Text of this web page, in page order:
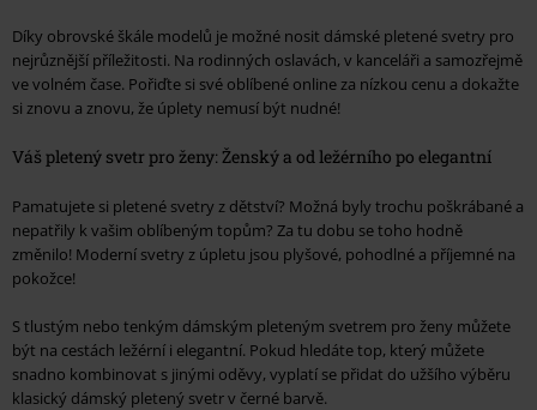
Díky obrovské škále modelů je možné nosit dámské pletené svetry pro
nejrůznější příležitosti. Na rodinných oslavách, v kanceláři a samozřejmě
ve volném čase. Pořiďte si své oblíbené online za nízkou cenu a dokažte
si znovu a znovu, že úplety nemusí být nudné!
Váš pletený svetr pro ženy: Ženský a od ležérního po elegantní
Pamatujete si pletené svetry z dětství? Možná byly trochu poškrábané a
nepatřily k vašim oblíbeným topům? Za tu dobu se toho hodně
změnilo! Moderní svetry z úpletu jsou plyšové, pohodlné a příjemné na
pokožce!
S tlustým nebo tenkým dámským pleteným svetrem pro ženy můžete
být na cestách ležérní i elegantní. Pokud hledáte top, který můžete
snadno kombinovat s jinými oděvy, vyplatí se přidat do užšího výběru
klasický dámský pletený svetr v černé barvě.